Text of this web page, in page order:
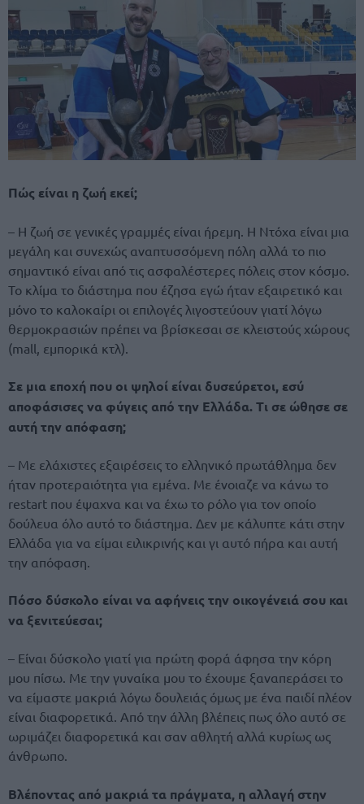
Πώς είναι η ζωή εκεί;
– Η ζωή σε γενικές γραμμές είναι ήρεμη. Η Ντόχα είναι μια
μεγάλη και συνεχώς αναπτυσσόμενη πόλη αλλά το πιο
σημαντικό είναι από τις ασφαλέστερες πόλεις στον κόσμο.
Το κλίμα το διάστημα που έζησα εγώ ήταν εξαιρετικό και
μόνο το καλοκαίρι οι επιλογές λιγοστεύουν γιατί λόγω
θερμοκρασιών πρέπει να βρίσκεσαι σε κλειστούς χώρους
(mall, εμπορικά κτλ).
Σε μια εποχή που οι ψηλοί είναι δυσεύρετοι, εσύ
αποφάσισες να φύγεις από την Ελλάδα. Τι σε ώθησε σε
αυτή την απόφαση;
– Με ελάχιστες εξαιρέσεις το ελληνικό πρωτάθλημα δεν
ήταν προτεραιότητα για εμένα. Με ένοιαζε να κάνω το
restart που έψαχνα και να έχω το ρόλο για τον οποίο
δούλευα όλο αυτό το διάστημα. Δεν με κάλυπτε κάτι στην
Ελλάδα για να είμαι ειλικρινής και γι αυτό πήρα και αυτή
την απόφαση.
Πόσο δύσκολο είναι να αφήνεις την οικογένειά σου και
να ξενιτεύεσαι;
– Είναι δύσκολο γιατί για πρώτη φορά άφησα την κόρη
μου πίσω. Με την γυναίκα μου το έχουμε ξαναπεράσει το
να είμαστε μακριά λόγω δουλειάς όμως με ένα παιδί πλέον
είναι διαφορετικά. Από την άλλη βλέπεις πως όλο αυτό σε
ωριμάζει διαφορετικά και σαν αθλητή αλλά κυρίως ως
άνθρωπο.
Βλέποντας από μακριά τα πράγματα, η αλλαγή στην